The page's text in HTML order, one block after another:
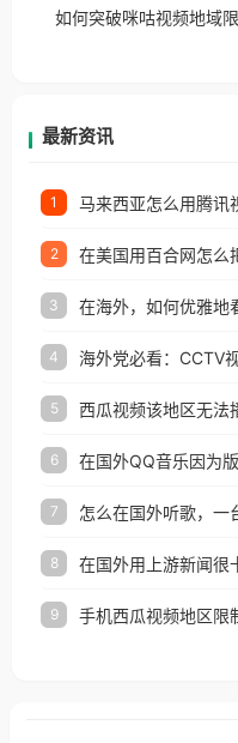
户收听网易
如何突破咪咕视频地域
最新资讯
1
2
3
4
5 西瓜视频该地区无法
6
7 怎么在国外听歌，一
8
9